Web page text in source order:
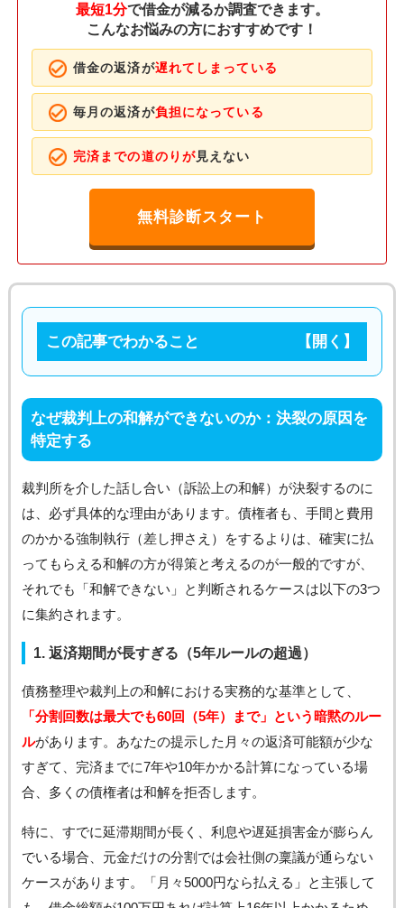
最短1分で借金が減るか調査できます。
こんなお悩みの方におすすめです！
借金の返済が遅れてしまっている
毎月の返済が負担になっている
完済までの道のりが見えない
無料診断スタート
この記事でわかること
なぜ裁判上の和解ができないのか：決裂の原因を
特定する
裁判所を介した話し合い（訴訟上の和解）が決裂するのに
は、必ず具体的な理由があります。債権者も、手間と費用
のかかる強制執行（差し押さえ）をするよりは、確実に払
ってもらえる和解の方が得策と考えるのが一般的ですが、
それでも「和解できない」と判断されるケースは以下の3つ
に集約されます。
1. 返済期間が長すぎる（5年ルールの超過）
債務整理や裁判上の和解における実務的な基準として、
「分割回数は最大でも60回（5年）まで」という暗黙のルー
ルがあります。あなたの提示した月々の返済可能額が少な
すぎて、完済までに7年や10年かかる計算になっている場
合、多くの債権者は和解を拒否します。
特に、すでに延滞期間が長く、利息や遅延損害金が膨らん
でいる場合、元金だけの分割では会社側の稟議が通らない
ケースがあります。「月々5000円なら払える」と主張して